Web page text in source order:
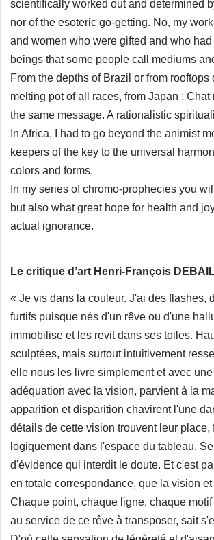
scientifically worked out and determined
nor of the esoteric go-getting. No, my
and women who were gifted and who
beings that some people call mediums
From the depths of Brazil or from
melting pot of all races, from Japan :
the same message. A rationalistic
In Africa, I had to go beyond the animist
keepers of the key to the universal
colors and forms.
In my series of chromo-prophecies you
but also what great hope for health and
actual ignorance.
Le critique d’art Henri-François
« Je vis dans la couleur. J'ai des flashes,
furtifs puisque nés d'un rêve ou d'une
immobilise et les revit dans ses toiles.
sculptées, mais surtout intuitivement
elle nous les livre simplement et avec
adéquation avec la vision, parvient à la
apparition et disparition chavirent l'une
détails de cette vision trouvent leur
logiquement dans l'espace du tableau.
d'évidence qui interdit le doute. Et c'est
en totale correspondance, que la vision
Chaque point, chaque ligne, chaque
au service de ce rêve à transposer, sait